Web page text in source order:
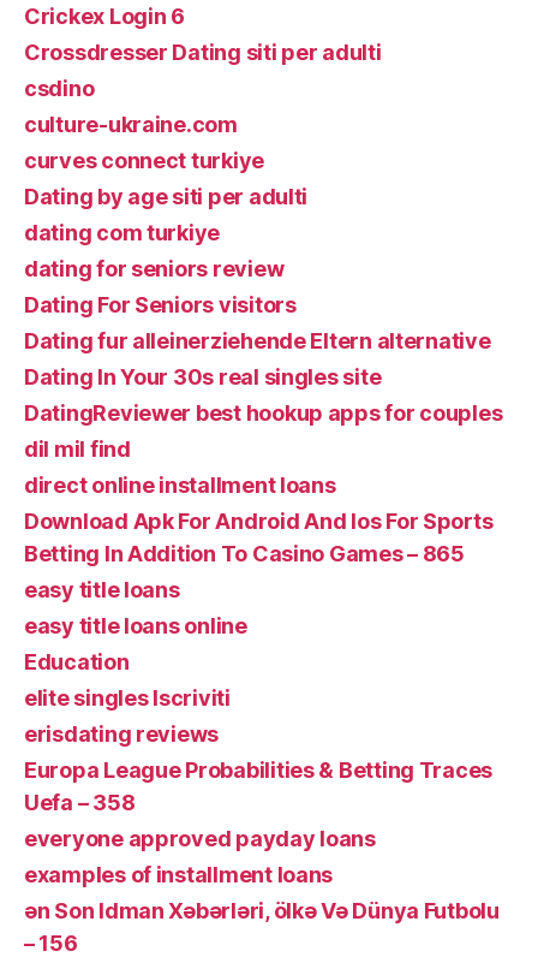
Crickex Login 6
Crossdresser Dating siti per adulti
csdino
culture-ukraine.com
curves connect turkiye
Dating by age siti per adulti
dating com turkiye
dating for seniors review
Dating For Seniors visitors
Dating fur alleinerziehende Eltern alternative
Dating In Your 30s real singles site
DatingReviewer best hookup apps for couples
dil mil find
direct online installment loans
Download Apk For Android And Ios For Sports
Betting In Addition To Casino Games – 865
easy title loans
easy title loans online
Education
elite singles Iscriviti
erisdating reviews
Europa League Probabilities & Betting Traces
Uefa – 358
everyone approved payday loans
examples of installment loans
ən Son Idman Xəbərləri, ölkə Və Dünya Futbolu
– 156